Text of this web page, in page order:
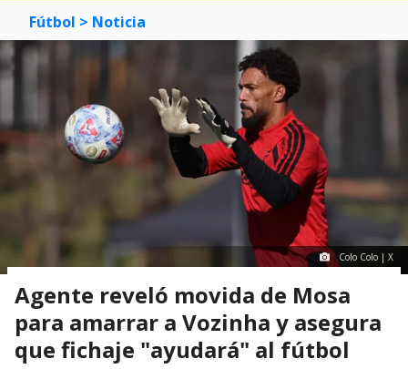
Fútbol > Noticia
Colo Colo | X
Agente reveló movida de Mosa
para amarrar a Vozinha y asegura
que fichaje "ayudará" al fútbol